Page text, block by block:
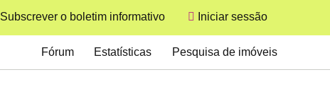
Subscrever o boletim informativo
User
Iniciar sessão
Secondary
Fórum Estatísticas Pesquisa de imóveis